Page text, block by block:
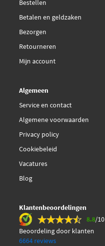
Bestellen
Betalen en geldzaken
Bezorgen
Retourneren
Mijn account
Algemeen
Service en contact
Algemene voorwaarden
Privacy policy
Cookiebeleid
Vacatures
Blog
Klantenbeoordelingen
8.8/10
Beoordeling door klanten
6664 reviews